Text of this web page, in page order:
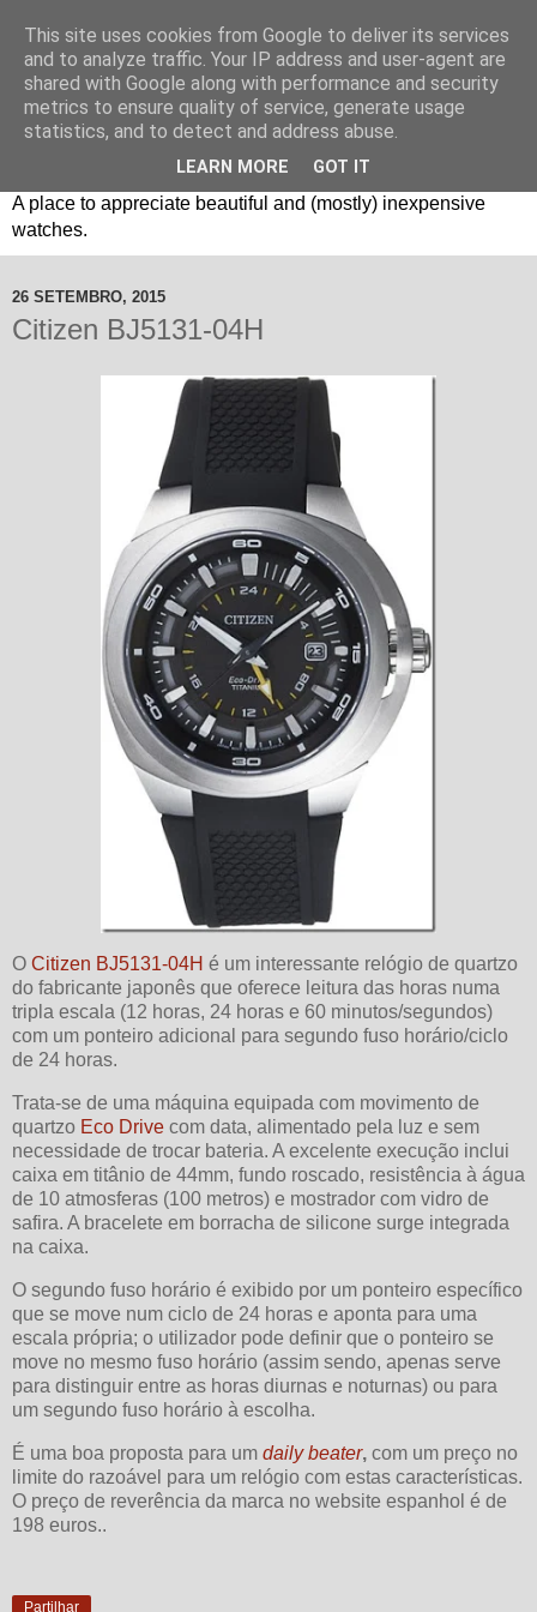
Um espaço sobre relógios "B3": Bons, Bonitos e Baratos. //
A place to appreciate beautiful and (mostly) inexpensive
watches.
26 SETEMBRO, 2015
Citizen BJ5131-04H
O Citizen BJ5131-04H é um interessante relógio de quartzo
do fabricante japonês que oferece leitura das horas numa
tripla escala (12 horas, 24 horas e 60 minutos/segundos)
com um ponteiro adicional para segundo fuso horário/ciclo
de 24 horas.
Trata-se de uma máquina equipada com movimento de
quartzo Eco Drive com data, alimentado pela luz e sem
necessidade de trocar bateria. A excelente execução inclui
caixa em titânio de 44mm, fundo roscado, resistência à água
de 10 atmosferas (100 metros) e mostrador com vidro de
safira. A bracelete em borracha de silicone surge integrada
na caixa.
O segundo fuso horário é exibido por um ponteiro específico
que se move num ciclo de 24 horas e aponta para uma
escala própria; o utilizador pode definir que o ponteiro se
move no mesmo fuso horário (assim sendo, apenas serve
para distinguir entre as horas diurnas e noturnas) ou para
um segundo fuso horário à escolha.
É uma boa proposta para um daily beater, com um preço no
limite do razoável para um relógio com estas características.
O preço de reverência da marca no website espanhol é de
198 euros..
Partilhar
This site uses cookies from Google to deliver its services
and to analyze traffic. Your IP address and user-agent are
shared with Google along with performance and security
metrics to ensure quality of service, generate usage
statistics, and to detect and address abuse.
LEARN MORE GOT IT